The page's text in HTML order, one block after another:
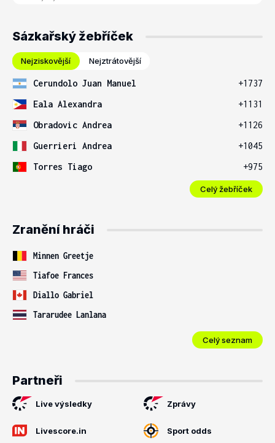
Sázkařský žebříček
Nejziskovější Nejztrátovější
Cerundolo Juan Manuel
+1737
Eala Alexandra
+1131
Obradovic Andrea
+1126
Guerrieri Andrea
+1045
Torres Tiago
+975
Celý žebříček
Zranění hráči
Minnen Greetje
Tiafoe Frances
Diallo Gabriel
Tararudee Lanlana
Celý seznam
Partneři
Live výsledky Zprávy
Livescore.in Sport odds